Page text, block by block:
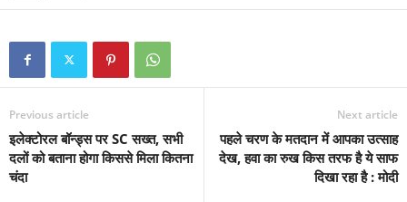
Previous article
इलेक्टोरल बॉन्ड्स पर SC सख्त, सभी
दलों को बताना होगा किससे मिला कितना
चंदा
Next article
पहले चरण के मतदान में आपका उत्साह
देख, हवा का रुख किस तरफ है ये साफ
दिखा रहा है : मोदी